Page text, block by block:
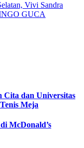
Vivi Sandra
GUCA
dan Universitas
Meja
McDonald’s